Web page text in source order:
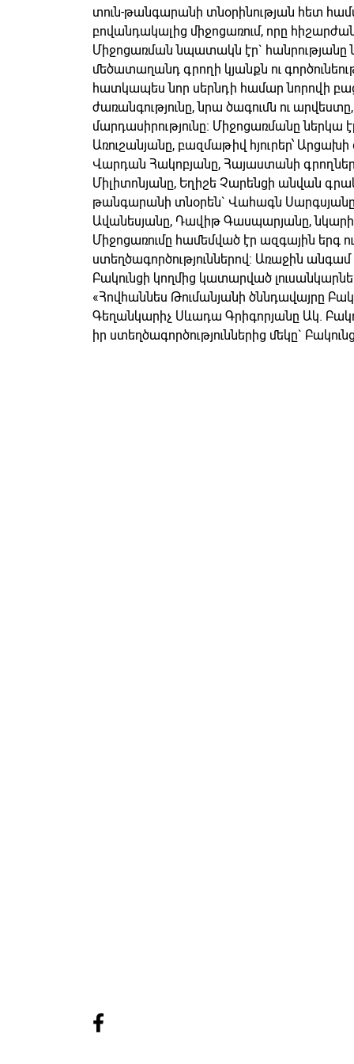
տուն-թանգարանի տնօրինության հետ
բովանդակալից միջոցառում, որը
Միջոցառման նպատակն էր` հանրությանը
մեծատաղանդ գրողի կյանքն ու
հատկապես նոր սերնդի համար նորովի
ժառանգությունը, նրա ծագումն ու
մարդասիրությունը։ Միջոցառմանը ներկա
Առուշանյանը, բազմաթիվ հյուրեր՝
Վարդան Հակոբյանը, Հայաստանի
Միլիտոնյանը, Եղիշե Չարենցի անվան
թանգարանի տնօրեն` Վահագն
Ավանեսյանը, Դավիթ Գասպարյանը,
Միջոցառումը համեմված էր ազգային երգ
ստեղծագործություններով: Առաջին
Բակունցի կողմից կատարված
«Հովհաննես Թումանյանի ծննդավայրը
Գեղանկարիչ Սևադա Գրիգորյանը Ակ.
իր ստեղծագործություններից մեկը`